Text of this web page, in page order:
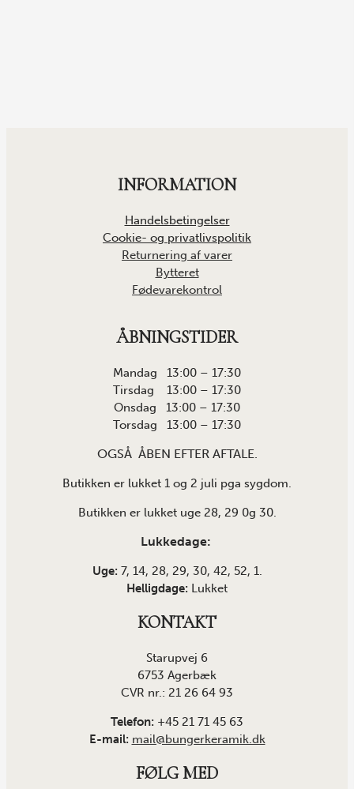
INFORMATION
Handelsbetingelser
Cookie- og privatlivspolitik
Returnering af varer
Bytteret
Fødevarekontrol
ÅBNINGSTIDER
Mandag 13:00 – 17:30
Tirsdag 13:00 – 17:30
Onsdag 13:00 – 17:30
Torsdag 13:00 – 17:30
OGSÅ ÅBEN EFTER AFTALE.
Butikken er lukket 1 og 2 juli pga sygdom.
Butikken er lukket uge 28, 29 0g 30.
Lukkedage:
Uge: 7, 14, 28, 29, 30, 42, 52, 1.
Helligdage: Lukket
KONTAKT
Starupvej 6
6753 Agerbæk
CVR nr.: 21 26 64 93
Telefon: +45 21 71 45 63
E-mail: mail@bungerkeramik.dk
FØLG MED